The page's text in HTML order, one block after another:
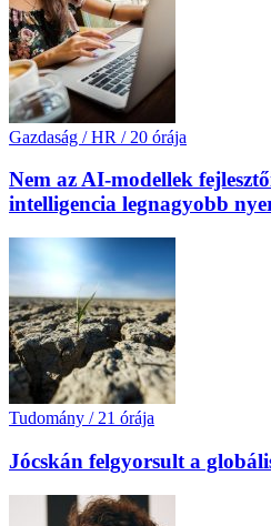
Gazdaság / HR / 20 órája
Nem az AI-modellek
intelligencia legnagyobb
Tudomány / 21 órája
Jócskán felgyorsult a